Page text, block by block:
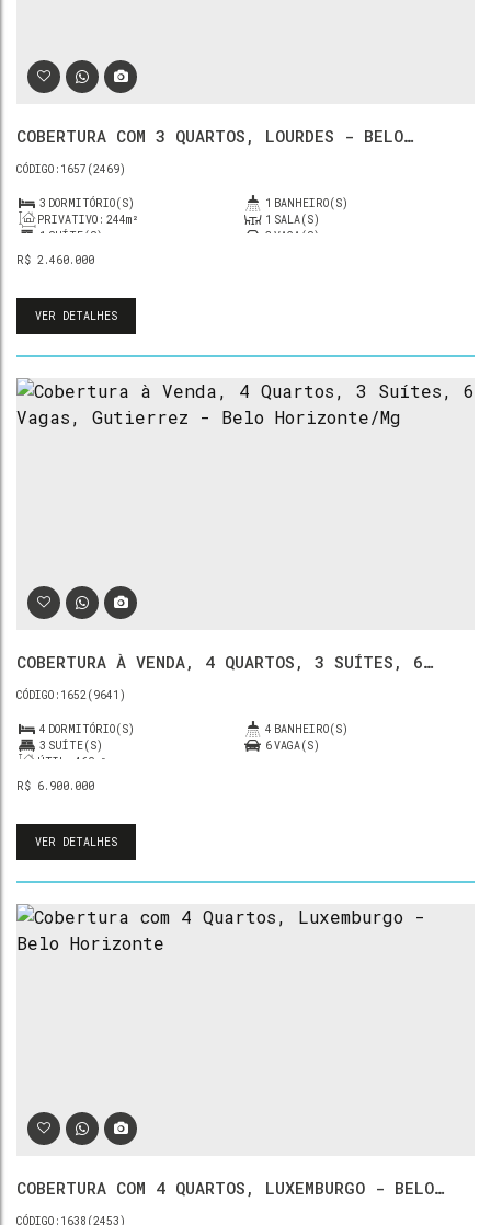
COBERTURA COM 3 QUARTOS, LOURDES - BELO
R$ 2.460.000
1657 (2469)
3 DORMITÓRIO(S) 1 BANHEIRO(S)
PRIVATIVO: 244m² 1 SALA(S)
1 SUÍTE(S) 3 VAGA(S)
VER DETALHES
COBERTURA À VENDA, 4 QUARTOS, 3 SUÍTES, 6
R$ 6.900.000
1652(9641)
4 DORMITÓRIO(S) 4 BANHEIRO(S)
3 SUÍTE(S) 6VAGA(S)
ÚTIL:
460m²
VER DETALHES
COBERTURA COM 4 QUARTOS, LUXEMBURGO - BELO
1638 (2453)